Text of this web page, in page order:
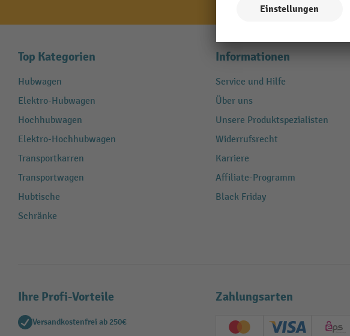
Top Kategorien
Hubwagen
Elektro-Hubwagen
Hochhubwagen
Elektro-Hochhubwagen
Transportkarren
Transportwagen
Hubtische
Schränke
Informationen
Service und Hilfe
Über uns
Unsere Produktspezialisten
Widerrufsrecht
Karriere
Affiliate-Programm
Black Friday
Ihre Profi-Vorteile
Versandkostenfrei ab 250€
Zahlungsarten
Creditcard (Master)Creditcard (Visa)
EPS